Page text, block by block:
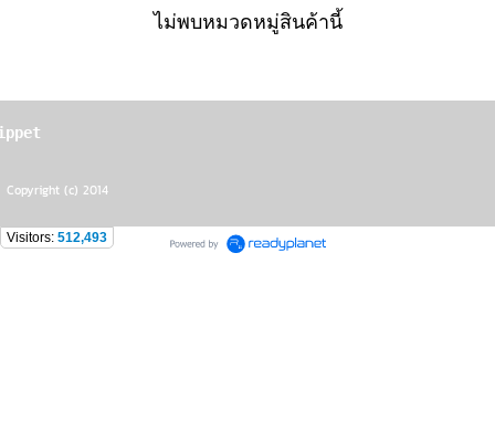
ไม่พบหมวดหมู่สินค้านี้
Copyright (c) 2014
Visitors: 512,493